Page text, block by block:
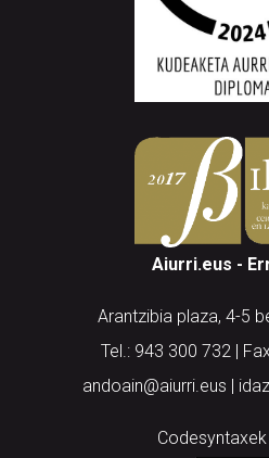
Aiurri.eus -
Arantzibia plaza, 4-5
Tel.: 943 300 732 |
andoain@aiurri.eus |